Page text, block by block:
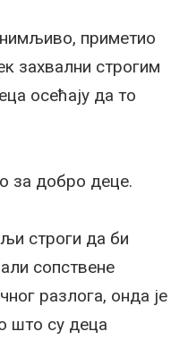
приметио
захвални строгим
осећају да то
за добро деце.
строги да би
сопствене
разлога, онда је
што су деца